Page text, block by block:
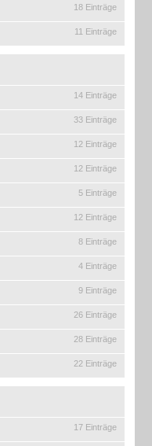
18 Einträge
11 Einträge
14 Einträge
33 Einträge
12 Einträge
12 Einträge
5 Einträge
12 Einträge
8 Einträge
4 Einträge
9 Einträge
26 Einträge
28 Einträge
22 Einträge
17 Einträge